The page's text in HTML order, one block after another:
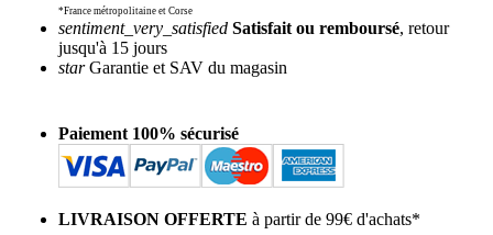
*France métropolitaine et Corse
sentiment_very_satisfied Satisfait ou remboursé, retour
jusqu'à 15 jours
starGarantie et SAV du magasin
Paiement 100% sécurisé
LIVRAISON OFFERTE à partir de 99€ d'achats*